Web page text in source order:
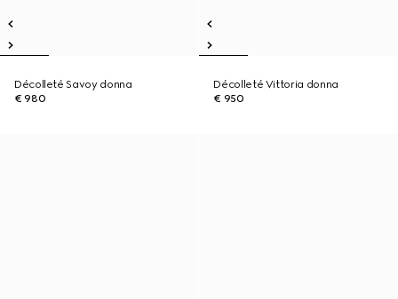
Décolleté Savoy donna
€ 980
Décolleté Vittoria donna
€ 950